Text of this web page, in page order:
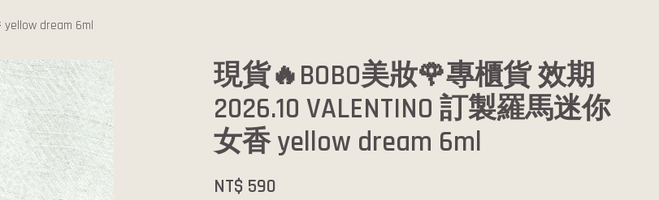
yellow dream 6ml
現貨🔥BOBO美妝🌹專櫃貨 效期
2026.10 VALENTINO 訂製羅馬迷你
女香 yellow dream 6ml
NT$ 590